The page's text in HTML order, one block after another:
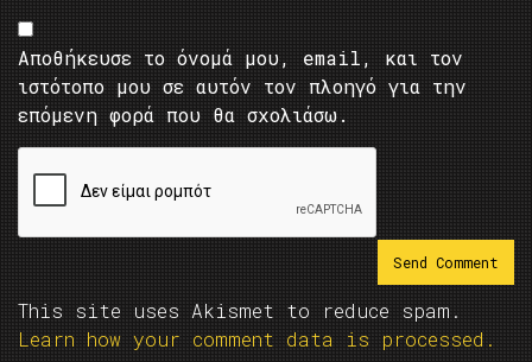
Αποθήκευσε το όνομά μου, email, και τον
ιστότοπο μου σε αυτόν τον πλοηγό για την
επόμενη φορά που θα σχολιάσω.
This site uses Akismet to reduce spam.
Learn how your comment data is processed.